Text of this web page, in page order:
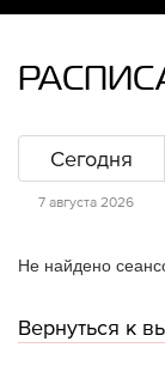
Сегодня
7 августа 2026
Не найдено
Вернуться к